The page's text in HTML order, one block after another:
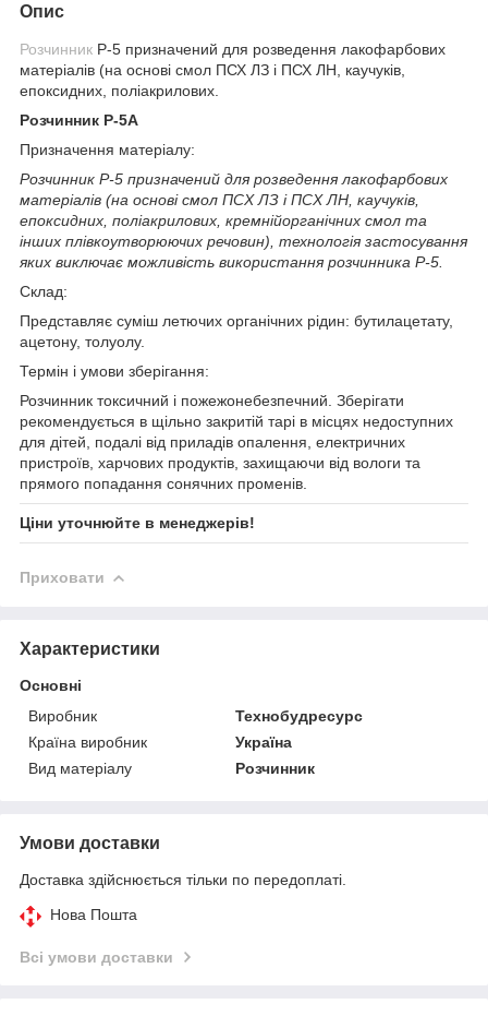
Опис
Розчинник Р-5 призначений для розведення лакофарбових
матеріалів (на основі смол ПСХ ЛЗ і ПСХ ЛН, каучуків,
епоксидних, поліакрилових.
Розчинник Р-5А
Призначення матеріалу:
Розчинник Р-5 призначений для розведення лакофарбових
матеріалів (на основі смол ПСХ ЛЗ і ПСХ ЛН, каучуків,
епоксидних, поліакрилових, кремнійорганічних смол та
інших плівкоутворюючих речовин), технологія застосування
яких виключає можливість використання розчинника Р-5.
Склад:
Представляє суміш летючих органічних рідин: бутилацетату,
ацетону, толуолу.
Термін і умови зберігання:
Розчинник токсичний і пожежонебезпечний. Зберігати
рекомендується в щільно закритій тарі в місцях недоступних
для дітей, подалі від приладів опалення, електричних
пристроїв, харчових продуктів, захищаючи від вологи та
прямого попадання сонячних променів.
Ціни уточнюйте в менеджерів!
Приховати
Характеристики
Основні
Виробник
Технобудресурс
Країна виробник
Україна
Вид матеріалу
Розчинник
Умови доставки
Доставка здійснюється тільки по передоплаті.
Нова Пошта
Всі умови доставки